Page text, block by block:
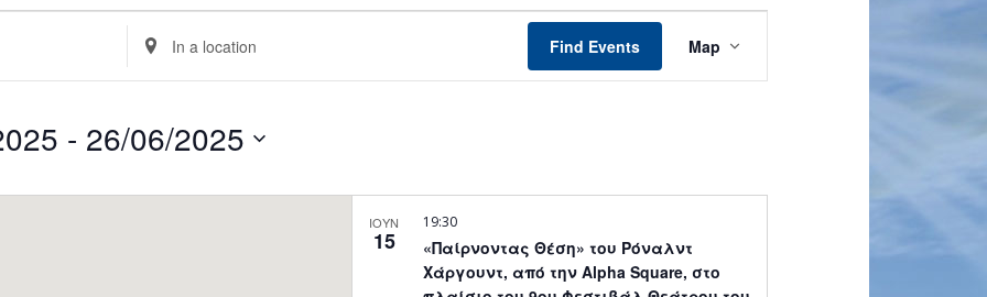
Enter
Location.
Search
Events
by
Find Events
Views
Map
- 26/06/2025
ΙΟΥΝ
15
«Παίρνοντας Θέση» του Ρόναλντ
Χάργουντ, από την Alpha Square, στο
19:30